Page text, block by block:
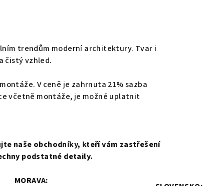
trendům moderní architektury. Tvar i
čistý vzhled.
V ceně je zahrnuta 21% sazba
včetně montáže, je možné uplatnit
naše obchodníky, kteří vám zastřešení
podstatné detaily.
MORAVA: